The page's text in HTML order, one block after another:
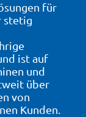
für
stetig
ist auf
und
über
von
Kunden.